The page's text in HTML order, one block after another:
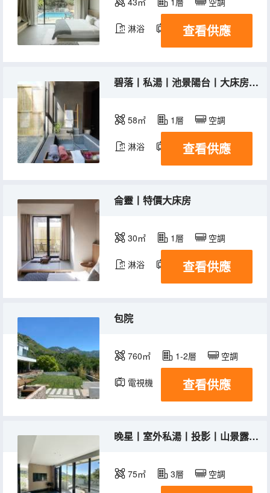
淋浴 電視機 冰箱
查看供應
碧落丨私湯丨池景陽台丨大床房丨智能坐便
58㎡ 1層 空調
淋浴 電視機 冰箱
查看供應
侖靈丨特價大床房
30㎡ 1層 空調
淋浴 電視機 冰箱
查看供應
包院
760㎡ 1-2層 空調
電視機 冰箱
查看供應
晚星丨室外私湯丨投影丨山景露台丨智能坐便丨兩室套房
75㎡ 3層 空調